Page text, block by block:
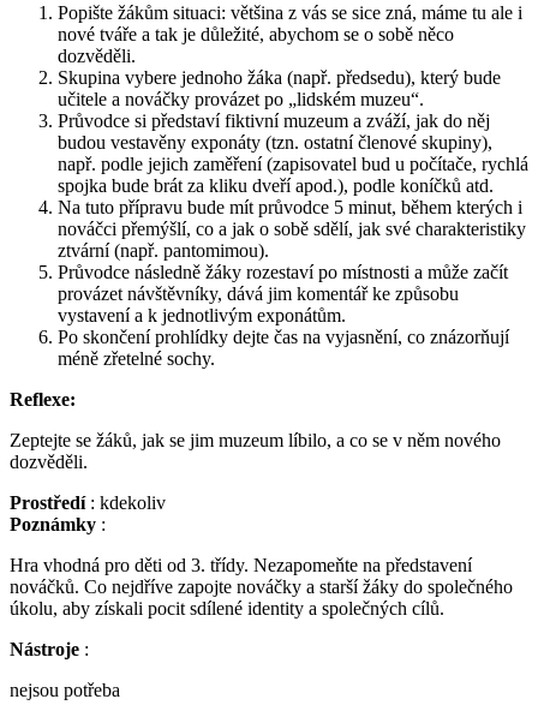
Popište žákům situaci: většina z vás se sice zná, máme tu ale i
nové tváře a tak je důležité, abychom se o sobě něco
dozvěděli.
Skupina vybere jednoho žáka (např. předsedu), který bude
učitele a nováčky provázet po „lidském muzeu“.
Průvodce si představí fiktivní muzeum a zváží, jak do něj
budou vestavěny exponáty (tzn. ostatní členové skupiny),
např. podle jejich zaměření (zapisovatel bud u počítače, rychlá
spojka bude brát za kliku dveří apod.), podle koníčků atd.
Na tuto přípravu bude mít průvodce 5 minut, během kterých i
nováčci přemýšlí, co a jak o sobě sdělí, jak své charakteristiky
ztvární (např. pantomimou).
Průvodce následně žáky rozestaví po místnosti a může začít
provázet návštěvníky, dává jim komentář ke způsobu
vystavení a k jednotlivým exponátům.
Po skončení prohlídky dejte čas na vyjasnění, co znázorňují
méně zřetelné sochy.
Reflexe:
Zeptejte se žáků, jak se jim muzeum líbilo, a co se v něm nového
dozvěděli.
Prostředí : kdekoliv
Poznámky :
Hra vhodná pro děti od 3. třídy. Nezapomeňte na představení
nováčků. Co nejdříve zapojte nováčky a starší žáky do společného
úkolu, aby získali pocit sdílené identity a společných cílů.
Nástroje :
nejsou potřeba